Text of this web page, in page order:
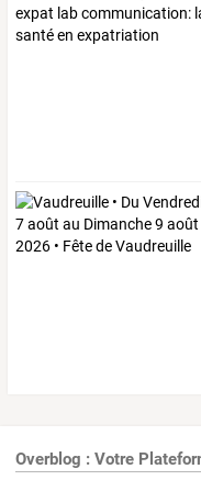
Overblog : Votre